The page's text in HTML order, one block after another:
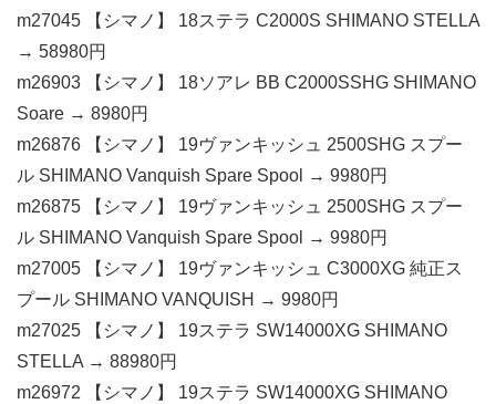
m27045 【シマノ】 18ステラ C2000S SHIMANO STELLA
→ 58980円
m26903 【シマノ】 18ソアレ BB C2000SSHG SHIMANO
Soare → 8980円
m26876 【シマノ】 19ヴァンキッシュ 2500SHG スプー
ル SHIMANO Vanquish Spare Spool → 9980円
m26875 【シマノ】 19ヴァンキッシュ 2500SHG スプー
ル SHIMANO Vanquish Spare Spool → 9980円
m27005 【シマノ】 19ヴァンキッシュ C3000XG 純正ス
プール SHIMANO VANQUISH → 9980円
m27025 【シマノ】 19ステラ SW14000XG SHIMANO
STELLA → 88980円
m26972 【シマノ】 19ステラ SW14000XG SHIMANO